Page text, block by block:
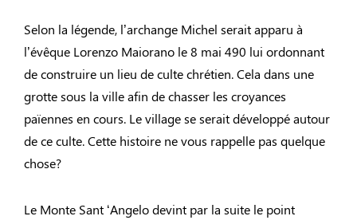
Selon la légende, l’archange Michel serait apparu à
l’évêque Lorenzo Maiorano le 8 mai 490 lui ordonnant
de construire un lieu de culte chrétien. Cela dans une
grotte sous la ville afin de chasser les croyances
païennes en cours. Le village se serait développé autour
de ce culte. Cette histoire ne vous rappelle pas quelque
chose?
Le Monte Sant ‘Angelo devint par la suite le point